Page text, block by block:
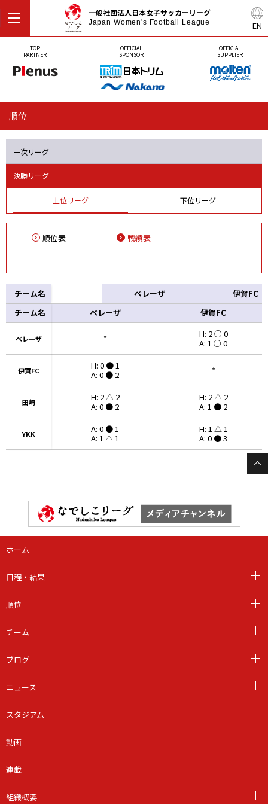
EN
一般社団法人日本女子サッカーリーグ
Japan Women's Football League
TOP
PARTNER
OFFICIAL
SPONSOR
OFFICIAL
SUPPLIER
順位
一次リーグ
決勝リーグ
上位リーグ 下位リーグ
順位表 戦績表
チーム名 ベレーザ 伊賀FC
ベレーザ *
H: 2 ○ 0
A: 1 ○ 0
伊賀FC
H: 0 ● 1
A: 0 ● 2
*
田崎
H: 2 △ 2
A: 0 ● 2
H: 2 △ 2
A: 1 ● 2
YKK
A: 0 ● 1
A: 1 △ 1
H: 1 △ 1
A: 0 ● 3
チーム名
ベレーザ
伊賀FC
田崎
YKK
チーム名 ベレーザ 伊賀FC
ホーム
日程・結果
順位
チーム
ブログ
ニュース
スタジアム
動画
連載
組織概要